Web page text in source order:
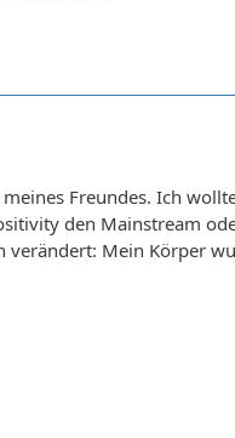
Freundes. Ich
den Mainstream
Mein Körper